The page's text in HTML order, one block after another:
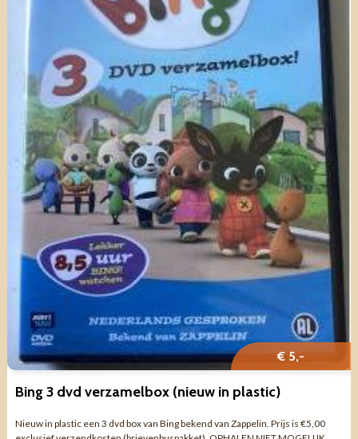
€ 5,-
Bing 3 dvd verzamelbox (nieuw in plastic)
Nieuw in plastic een 3 dvd box van Bing bekend van Zappelin. Prijs is €5,00